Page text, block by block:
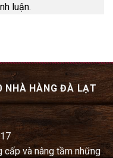
luận.
NHÀ HÀNG ĐÀ LẠT
cấp và nâng tầm những